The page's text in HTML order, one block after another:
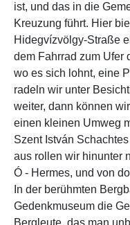
ist, und das in die
Kreuzung führt. Hier
Hidegvízvölgy-Straße
dem Fahrrad zum Ufer
wo es sich lohnt, eine
radeln wir unter
weiter, dann können
einen kleinen Umweg
Szent István
aus rollen wir hinunter
Ó - Hermes, und von
In der berühmten
Gedenkmuseum die
Bergleute, das man